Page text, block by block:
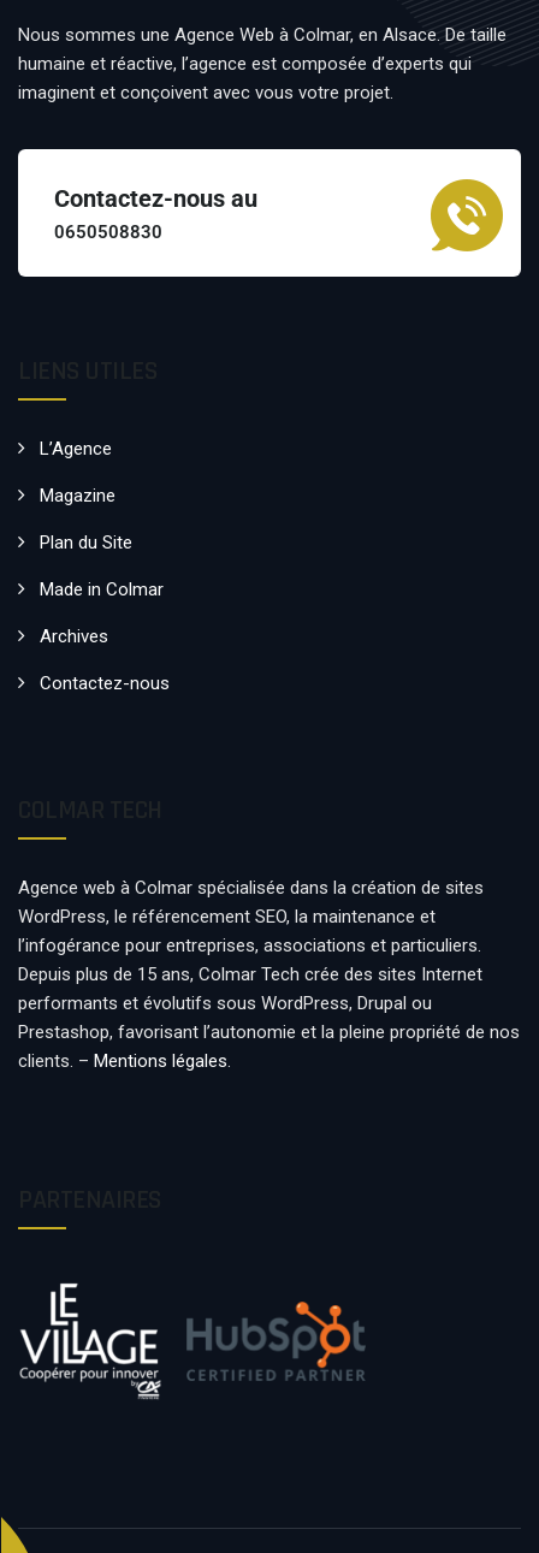
Nous sommes une Agence Web à Colmar, en Alsace. De taille
humaine et réactive, l’agence est composée d’experts qui
imaginent et conçoivent avec vous votre projet.
Contactez-nous au
0650508830
L’Agence
Magazine
Plan du Site
Made in Colmar
Archives
Contactez-nous
Agence web à Colmar spécialisée dans la création de sites
WordPress, le référencement SEO, la maintenance et
l’infogérance pour entreprises, associations et particuliers.
Depuis plus de 15 ans, Colmar Tech crée des sites Internet
performants et évolutifs sous WordPress, Drupal ou
Prestashop, favorisant l’autonomie et la pleine propriété de nos
clients. – Mentions légales.